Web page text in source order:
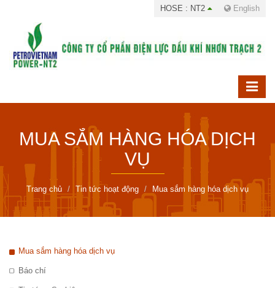
HOSE : NT2 English
MUA SẮM HÀNG HÓA DỊCH
VỤ
Trang chủ Tin tức hoạt động Mua sắm hàng hóa dịch vụ
Mua sắm hàng hóa dịch vụ
Báo chí